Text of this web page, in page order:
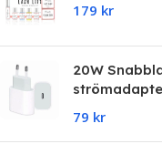
179 kr
20W
79 kr